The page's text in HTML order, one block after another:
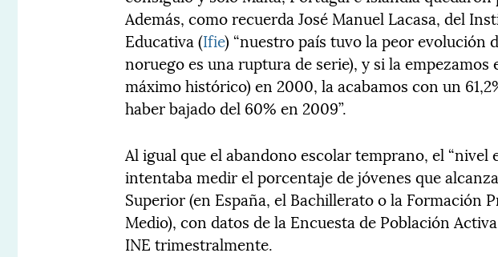
Además, como recuerda José Manuel Lacasa, del
Educativa (Ifie) “nuestro país tuvo la peor evolución
noruego es una ruptura de serie), y si la
máximo histórico) en 2000, la acabamos con un
haber bajado del 60% en 2009”.
Al igual que el abandono escolar temprano, el “nivel
intentaba medir el porcentaje de jóvenes que
Superior (en España, el Bachillerato o la Formación
Medio), con datos de la Encuesta de Población
INE trimestralmente.